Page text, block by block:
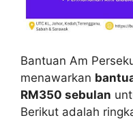
Bantuan Am
menawarkan
RM350 sebulan
Berikut adalah